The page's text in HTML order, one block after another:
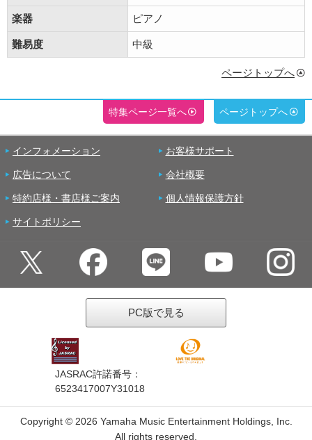
楽器 ピアノ
難易度 中級
ページトップへ
特集ページ一覧へ ページトップへ
インフォメーション お客様サポート
広告について 会社概要
特約店様・書店様ご案内 個人情報保護方針
サイトポリシー
PC版で見る
JASRAC許諾番号：
6523417007Y31018
Copyright © 2026 Yamaha Music Entertainment Holdings, Inc.
All rights reserved.